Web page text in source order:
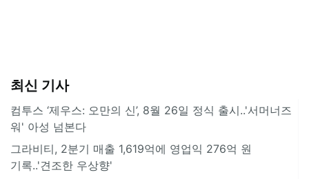
최신 기사
컴투스 ‘제우스: 오만의 신’, 8월 26일 정식 출시..'서머너즈
워' 아성 넘본다
그라비티, 2분기 매출 1,619억에 영업익 276억 원
기록..'견조한 우상향'